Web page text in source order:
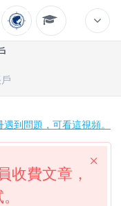
遇到問題，可看這視頻。
收費文章，